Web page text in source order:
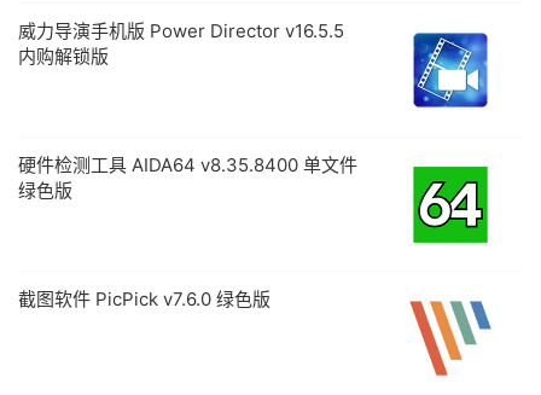
威力导演手机版 Power Director v16.5.5
内购解锁版
硬件检测工具 AIDA64 v8.35.8400 单文件
绿色版
截图软件 PicPick v7.6.0 绿色版